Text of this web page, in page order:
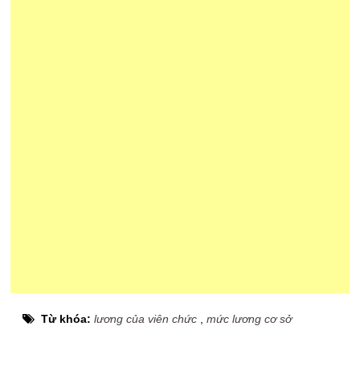
Từ khóa:lương của viên chức ,mức lương cơ sở